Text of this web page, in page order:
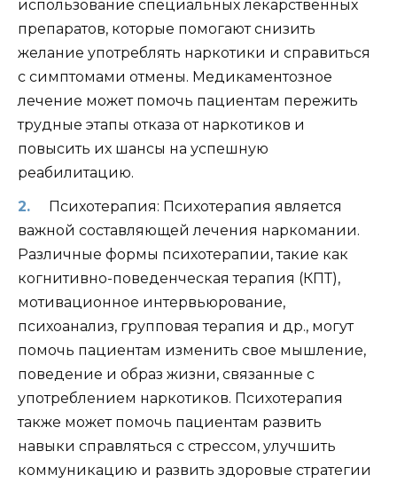
использование специальных лекарственных
препаратов, которые помогают снизить
желание употреблять наркотики и справиться
с симптомами отмены. Медикаментозное
лечение может помочь пациентам пережить
трудные этапы отказа от наркотиков и
повысить их шансы на успешную
реабилитацию.
Психотерапия: Психотерапия является
важной составляющей лечения наркомании.
Различные формы психотерапии, такие как
когнитивно-поведенческая терапия (КПТ),
мотивационное интервьюрование,
психоанализ, групповая терапия и др., могут
помочь пациентам изменить свое мышление,
поведение и образ жизни, связанные с
употреблением наркотиков. Психотерапия
также может помочь пациентам развить
навыки справляться с стрессом, улучшить
коммуникацию и развить здоровые стратегии